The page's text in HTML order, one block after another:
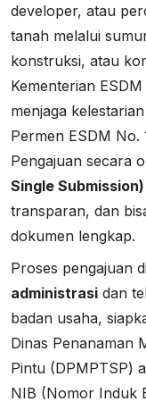
developer, atau
tanah melalui
konstruksi, atau
Kementerian
menjaga
Permen ESDM
Pengajuan secara
Single Submission)
transparan, dan
dokumen lengkap.
Proses pengajuan
administrasi dan
badan usaha,
Dinas Penanaman
Pintu (DPMPTSP)
NIB (Nomor Induk